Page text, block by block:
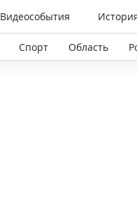
Видеособытия
Спорт Область